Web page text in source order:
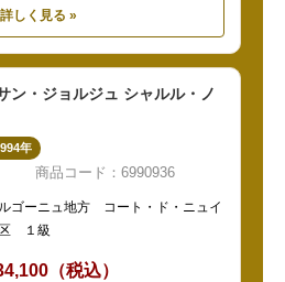
詳しく見る »
ン・ジョルジュ シャルル・ノ
年
商品コード：6990936
ゴーニュ地方 コート・ド・ニュイ
１級
（税込）